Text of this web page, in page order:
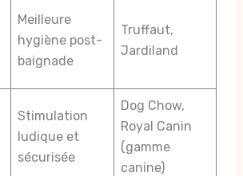
Meilleure
hygiène post-
baignade
Truffaut,
Jardiland
Stimulation
ludique et
sécurisée
Dog Chow,
Royal Canin
(gamme
canine)